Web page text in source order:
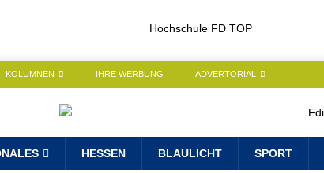
KOLUMNEN IHRE WERBUNG ADVERTORIAL
HESSEN BLAULICHT SPORT